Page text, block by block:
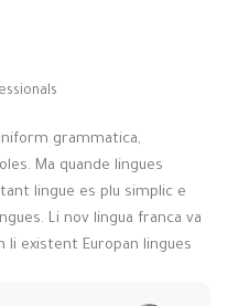
grammatica,
Ma quande lingues
lingue es plu simplic e
Li nov lingua franca va
existent Europan lingues.